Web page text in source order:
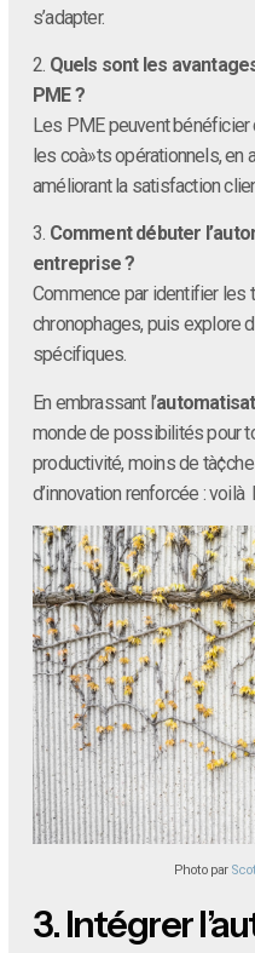
s’adapter.
2. Quels sont les
PME ?
Les PME peuvent bénéficier
les coà»ts opérationnels, en
améliorant la satisfaction
3. Comment débuter
entreprise ?
Commence par identifier
chronophages, puis explore
spécifiques.
En embrassant l’
monde de possibilités pour
productivité, moins de
d’innovation renforcée :
Photo par
3.Intégrer